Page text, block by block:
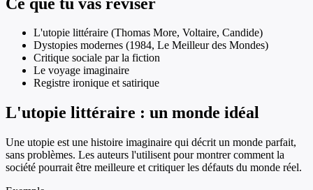
L'utopie littéraire (Thomas More, Voltaire, Candide)
Dystopies modernes (1984, Le Meilleur des Mondes)
Critique sociale par la fiction
Le voyage imaginaire
Registre ironique et satirique
L'utopie littéraire : un monde idéal
Une utopie est une histoire imaginaire qui décrit un monde parfait,
sans problèmes. Les auteurs l'utilisent pour montrer comment la
société pourrait être meilleure et critiquer les défauts du monde réel.